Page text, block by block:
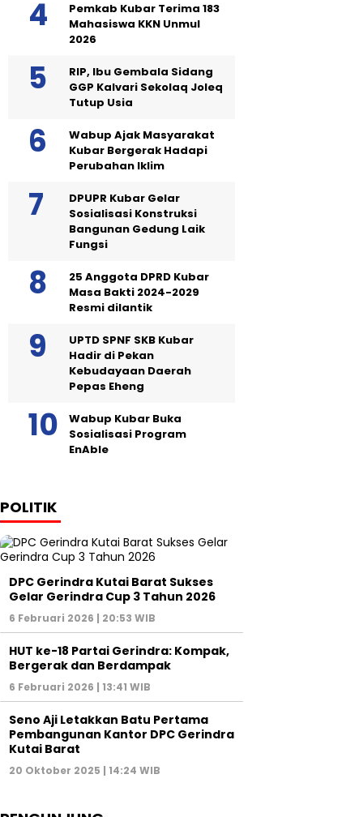
Pemkab Kubar Terima 183
Mahasiswa KKN Unmul
2026
RIP, Ibu Gembala Sidang
GGP Kalvari Sekolaq Joleq
Tutup Usia
Wabup Ajak Masyarakat
Kubar Bergerak Hadapi
Perubahan Iklim
DPUPR Kubar Gelar
Sosialisasi Konstruksi
Bangunan Gedung Laik
Fungsi
25 Anggota DPRD Kubar
Masa Bakti 2024-2029
Resmi dilantik
UPTD SPNF SKB Kubar
Hadir di Pekan
Kebudayaan Daerah
Pepas Eheng
Wabup Kubar Buka
Sosialisasi Program
EnAble
POLITIK
DPC Gerindra Kutai Barat Sukses
Gelar Gerindra Cup 3 Tahun 2026
6 Februari 2026 | 20:53 WIB
HUT ke-18 Partai Gerindra: Kompak,
Bergerak dan Berdampak
6 Februari 2026 | 13:41 WIB
Seno Aji Letakkan Batu Pertama
Pembangunan Kantor DPC Gerindra
Kutai Barat
20 Oktober 2025 | 14:24 WIB